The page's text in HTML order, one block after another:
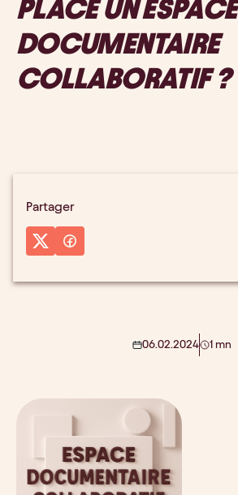
PLACE UN ESPACE
DOCUMENTAIRE
COLLABORATIF ?
Partager
06.02.2024 1 mn